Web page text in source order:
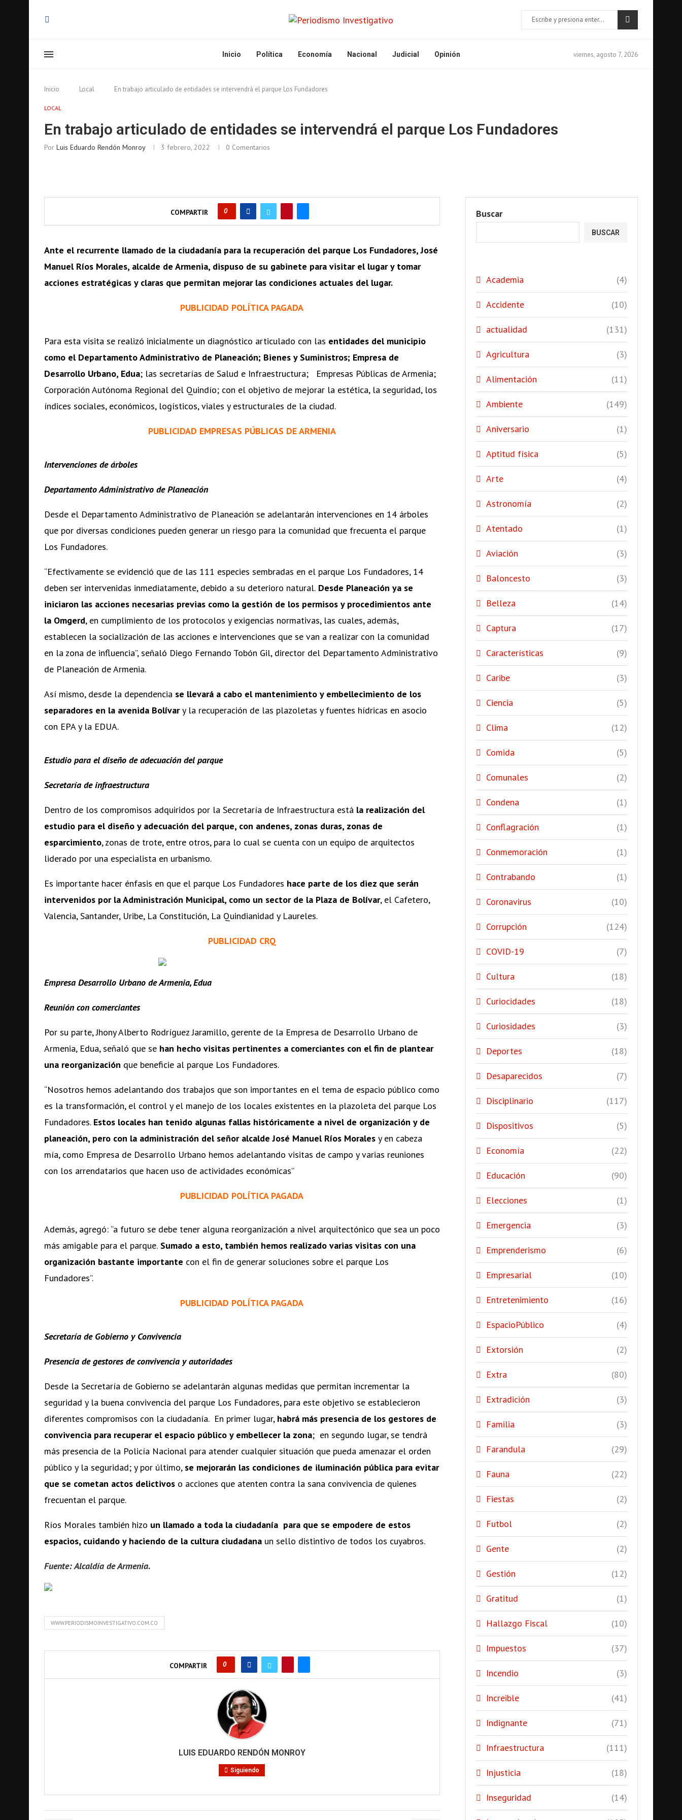
Inicio Política Economía Nacional Judicial Opinión viernes, agosto 7, 2026
Inicio Local En trabajo articulado de entidades se intervendrá el parque Los Fundadores
LOCAL
En trabajo articulado de entidades se intervendrá el parque Los Fundadores
Por Luis Eduardo Rendón Monroy 3 febrero, 2022 0 Comentarios
COMPARTIR 0
Ante el recurrente llamado de la ciudadanía para la recuperación del parque Los Fundadores, José
Manuel Ríos Morales, alcalde de Armenia, dispuso de su gabinete para visitar el lugar y tomar
acciones estratégicas y claras que permitan mejorar las condiciones actuales del lugar.
PUBLICIDAD POLÍTICA PAGADA
Para esta visita se realizó inicialmente un diagnóstico articulado con las entidades del municipio
como el Departamento Administrativo de Planeación; Bienes y Suministros; Empresa de
Desarrollo Urbano, Edua; las secretarías de Salud e Infraestructura; Empresas Públicas de Armenia;
Corporación Autónoma Regional del Quindío; con el objetivo de mejorar la estética, la seguridad, los
índices sociales, económicos, logísticos, viales y estructurales de la ciudad.
PUBLICIDAD EMPRESAS PÚBLICAS DE ARMENIA
Intervenciones de árboles
Departamento Administrativo de Planeación
Desde el Departamento Administrativo de Planeación se adelantarán intervenciones en 14 árboles
que por diversas condiciones pueden generar un riesgo para la comunidad que frecuenta el parque
Los Fundadores.
“Efectivamente se evidenció que de las 111 especies sembradas en el parque Los Fundadores, 14
deben ser intervenidas inmediatamente, debido a su deterioro natural. Desde Planeación ya se
iniciaron las acciones necesarias previas como la gestión de los permisos y procedimientos ante
la Omgerd, en cumplimiento de los protocolos y exigencias normativas, las cuales, además,
establecen la socialización de las acciones e intervenciones que se van a realizar con la comunidad
en la zona de influencia”, señaló Diego Fernando Tobón Gil, director del Departamento Administrativo
de Planeación de Armenia.
Así mismo, desde la dependencia se llevará a cabo el mantenimiento y embellecimiento de los
separadores en la avenida Bolívary la recuperación de las plazoletas y fuentes hídricas en asocio
con EPA y la EDUA.
Estudio para el diseño de adecuación del parque
Secretaría de infraestructura
Dentro de los compromisos adquiridos por la Secretaría de Infraestructura está la realización del
estudio para el diseño y adecuación del parque, con andenes, zonas duras, zonas de
esparcimiento, zonas de trote, entre otros, para lo cual se cuenta con un equipo de arquitectos
liderado por una especialista en urbanismo.
Es importante hacer énfasis en que el parque Los Fundadores hace parte de los diez que serán
intervenidos por la Administración Municipal, como un sector de la Plaza de Bolívar, el Cafetero,
Valencia, Santander, Uribe, La Constitución, La Quindianidad y Laureles.
PUBLICIDAD CRQ
Empresa Desarrollo Urbano de Armenia, Edua
Reunión con comerciantes
Por su parte, Jhony Alberto Rodríguez Jaramillo, gerente de la Empresa de Desarrollo Urbano de
Armenia, Edua, señaló que se han hecho visitas pertinentes a comerciantes con el fin de plantear
una reorganización que beneficie al parque Los Fundadores.
“Nosotros hemos adelantando dos trabajos que son importantes en el tema de espacio público como
es la transformación, el control y el manejo de los locales existentes en la plazoleta del parque Los
Fundadores. Estos locales han tenido algunas fallas históricamente a nivel de organización y de
planeación, pero con la administración del señor alcalde José Manuel Ríos Morales y en cabeza
mía, como Empresa de Desarrollo Urbano hemos adelantando visitas de campo y varias reuniones
con los arrendatarios que hacen uso de actividades económicas”
PUBLICIDAD POLÍTICA PAGADA
Además, agregó: “a futuro se debe tener alguna reorganización a nivel arquitectónico que sea un poco
más amigable para el parque. Sumado a esto, también hemos realizado varias visitas con una
organización bastante importante con el fin de generar soluciones sobre el parque Los
Fundadores”.
PUBLICIDAD POLÍTICA PAGADA
Secretaría de Gobierno y Convivencia
Presencia de gestores de convivencia y autoridades
Desde la Secretaría de Gobierno se adelantarán algunas medidas que permitan incrementar la
seguridad y la buena convivencia del parque Los Fundadores, para este objetivo se establecieron
diferentes compromisos con la ciudadanía. En primer lugar, habrá más presencia de los gestores de
convivencia para recuperar el espacio público y embellecer la zona; en segundo lugar, se tendrá
más presencia de la Policía Nacional para atender cualquier situación que pueda amenazar el orden
público y la seguridad; y por último, se mejorarán las condiciones de iluminación pública para evitar
que se cometan actos delictivos o acciones que atenten contra la sana convivencia de quienes
frecuentan el parque.
Ríos Morales también hizo un llamado a toda la ciudadanía para que se empodere de estos
espacios, cuidando y haciendo de la cultura ciudadana un sello distintivo de todos los cuyabros.
Fuente: Alcaldía de Armenia.
WWW.PERIODISMOINVESTIGATIVO.COM.CO
COMPARTIR 0
LUIS EDUARDO RENDÓN MONROY
Siguiendo
Buscar
BUSCAR
Academia (4)
Accidente (10)
actualidad (131)
Agricultura (3)
Alimentación (11)
Ambiente (149)
Aniversario (1)
Aptitud física (5)
Arte (4)
Astronomía (2)
Atentado (1)
Aviación (3)
Baloncesto (3)
Belleza (14)
Captura (17)
Características (9)
Caribe (3)
Ciencia (5)
Clima (12)
Comida (5)
Comunales (2)
Condena (1)
Conflagración (1)
Conmemoración (1)
Contrabando (1)
Coronavirus (10)
Corrupción (124)
COVID-19 (7)
Cultura (18)
Curiocidades (18)
Curiosidades (3)
Deportes (18)
Desaparecidos (7)
Disciplinario (117)
Dispositivos (5)
Economía (22)
Educación (90)
Elecciones (1)
Emergencia (3)
Emprenderismo (6)
Empresarial (10)
Entretenimiento (16)
EspacioPúblico (4)
Extorsión (2)
Extra (80)
Extradición (3)
Familia (3)
Farandula (29)
Fauna (22)
Fiestas (2)
Futbol (2)
Gente (2)
Gestión (12)
Gratitud (1)
Hallazgo Fiscal (10)
Impuestos (37)
Incendio (3)
Increible (41)
Indignante (71)
Infraestructura (111)
Injusticia (18)
Inseguridad (14)